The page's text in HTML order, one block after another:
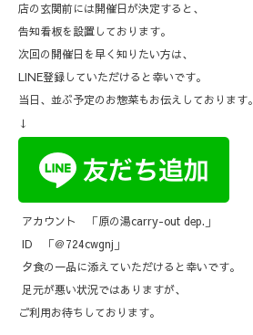
店の玄関前には開催日が決定すると、
告知看板を設置しております。
次回の開催日を早く知りたい方は、
LINE登録していただけると幸いです。
当日、並ぶ予定のお惣菜もお伝えしております。
↓
アカウント 「原の湯carry-out dep.」
ID 「＠724cwgnj」
夕食の一品に添えていただけると幸いです。
足元が悪い状況ではありますが、
ご利用お待ちしております。